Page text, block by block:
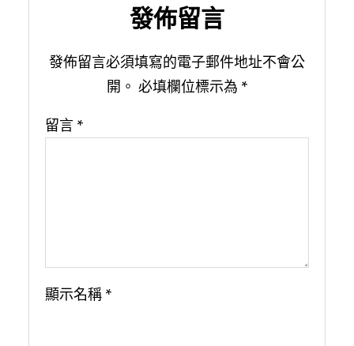
發佈留言
發佈留言必須填寫的電子郵件地址不會公
開。 必填欄位標示為 *
留言 *
顯示名稱 *